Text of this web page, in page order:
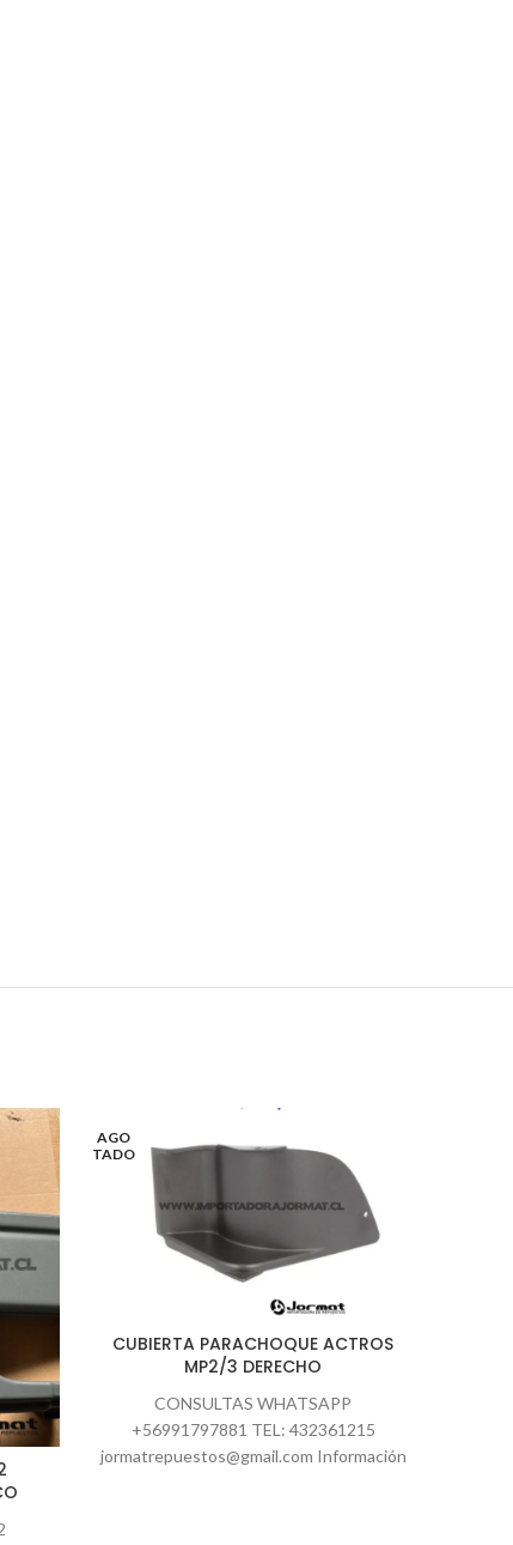
AGO
TADO
CUBIERTA PARACHOQUE ACTROS
MP2/3 DERECHO
CONSULTAS WHATSAPP
+56991797881 TEL: 432361215
jormatrepuestos@gmail.com Información